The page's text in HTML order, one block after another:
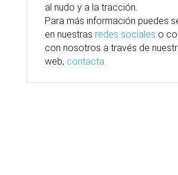
al nudo y a la tracción.
Para más información puedes
en nuestras redes sociales o
con nosotros a través de
web, contacta.